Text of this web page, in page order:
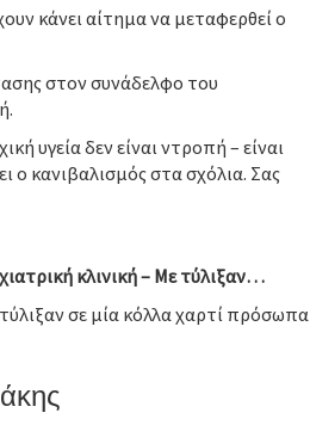
κάνει αίτημα να μεταφερθεί ο
στον συνάδελφο του
υγεία δεν είναι ντροπή – είναι
ο κανιβαλισμός στα σχόλια. Σας
κλινική – Με τύλιξαν…
σε μία κόλλα χαρτί πρόσωπα